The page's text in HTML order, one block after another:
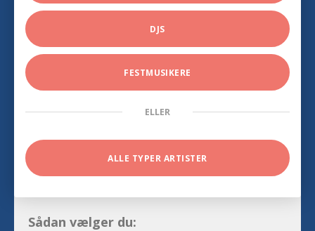
DJS
FESTMUSIKERE
ELLER
ALLE TYPER ARTISTER
Sådan vælger du: